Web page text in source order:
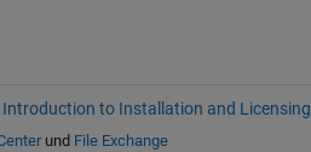
Introduction to Installation and Licensing
und File Exchange